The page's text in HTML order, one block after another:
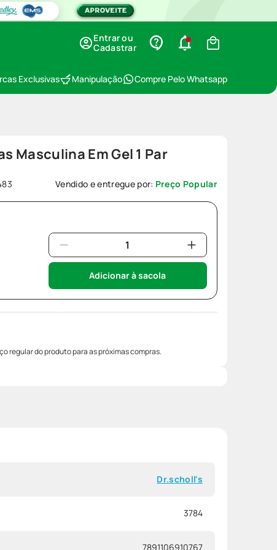
Entrar ou
Cadastrar
Exclusivas Manipulação Compre Pelo Whatsapp
Masculina Em Gel 1 Par
Vendido e entregue por: Preço Popular
Adicionar à sacola
regular do produto para as próximas compras.
Dr.scholl's
3784
7891106910767